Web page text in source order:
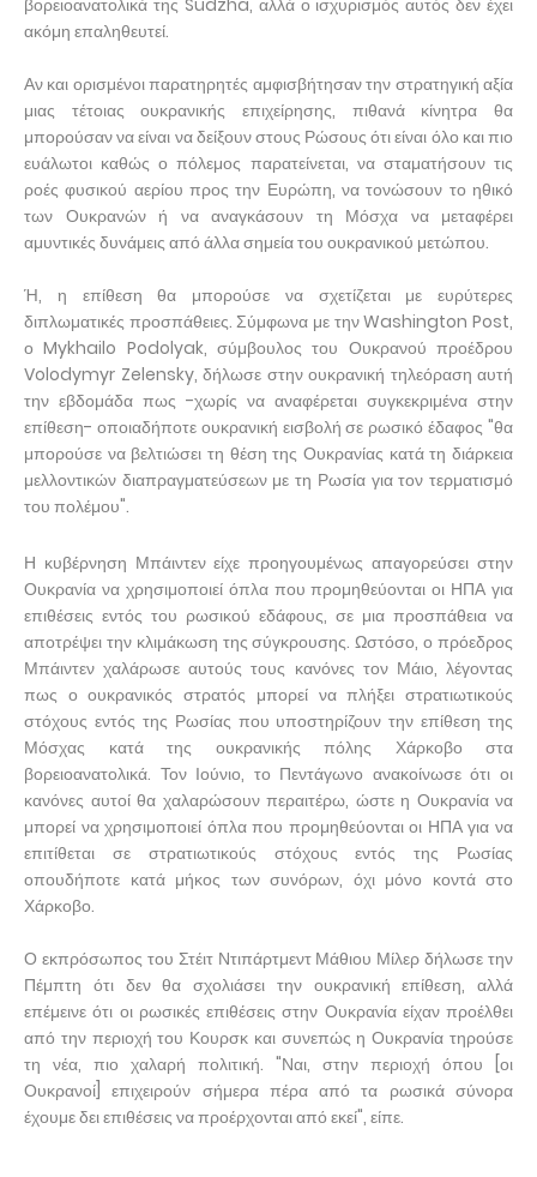
βορειοανατολικά της Sudzha, αλλά ο ισχυρισμός αυτός δεν έχει
ακόμη επαληθευτεί.
Αν και ορισμένοι παρατηρητές αμφισβήτησαν την στρατηγική αξία
μιας τέτοιας ουκρανικής επιχείρησης, πιθανά κίνητρα θα
μπορούσαν να είναι να δείξουν στους Ρώσους ότι είναι όλο και πιο
ευάλωτοι καθώς ο πόλεμος παρατείνεται, να σταματήσουν τις
ροές φυσικού αερίου προς την Ευρώπη, να τονώσουν το ηθικό
των Ουκρανών ή να αναγκάσουν τη Μόσχα να μεταφέρει
αμυντικές δυνάμεις από άλλα σημεία του ουκρανικού μετώπου.
Ή, η επίθεση θα μπορούσε να σχετίζεται με ευρύτερες
διπλωματικές προσπάθειες. Σύμφωνα με την Washington Post,
ο Mykhailo Podolyak, σύμβουλος του Ουκρανού προέδρου
Volodymyr Zelensky, δήλωσε στην ουκρανική τηλεόραση αυτή
την εβδομάδα πως -χωρίς να αναφέρεται συγκεκριμένα στην
επίθεση- οποιαδήποτε ουκρανική εισβολή σε ρωσικό έδαφος "θα
μπορούσε να βελτιώσει τη θέση της Ουκρανίας κατά τη διάρκεια
μελλοντικών διαπραγματεύσεων με τη Ρωσία για τον τερματισμό
του πολέμου".
Η κυβέρνηση Μπάιντεν είχε προηγουμένως απαγορεύσει στην
Ουκρανία να χρησιμοποιεί όπλα που προμηθεύονται οι ΗΠΑ για
επιθέσεις εντός του ρωσικού εδάφους, σε μια προσπάθεια να
αποτρέψει την κλιμάκωση της σύγκρουσης. Ωστόσο, ο πρόεδρος
Μπάιντεν χαλάρωσε αυτούς τους κανόνες τον Μάιο, λέγοντας
πως ο ουκρανικός στρατός μπορεί να πλήξει στρατιωτικούς
στόχους εντός της Ρωσίας που υποστηρίζουν την επίθεση της
Μόσχας κατά της ουκρανικής πόλης Χάρκοβο στα
βορειοανατολικά. Τον Ιούνιο, το Πεντάγωνο ανακοίνωσε ότι οι
κανόνες αυτοί θα χαλαρώσουν περαιτέρω, ώστε η Ουκρανία να
μπορεί να χρησιμοποιεί όπλα που προμηθεύονται οι ΗΠΑ για να
επιτίθεται σε στρατιωτικούς στόχους εντός της Ρωσίας
οπουδήποτε κατά μήκος των συνόρων, όχι μόνο κοντά στο
Χάρκοβο.
Ο εκπρόσωπος του Στέιτ Ντιπάρτμεντ Μάθιου Μίλερ δήλωσε την
Πέμπτη ότι δεν θα σχολιάσει την ουκρανική επίθεση, αλλά
επέμεινε ότι οι ρωσικές επιθέσεις στην Ουκρανία είχαν προέλθει
από την περιοχή του Κουρσκ και συνεπώς η Ουκρανία τηρούσε
τη νέα, πιο χαλαρή πολιτική. "Ναι, στην περιοχή όπου [οι
Ουκρανοί] επιχειρούν σήμερα πέρα από τα ρωσικά σύνορα
έχουμε δει επιθέσεις να προέρχονται από εκεί", είπε.